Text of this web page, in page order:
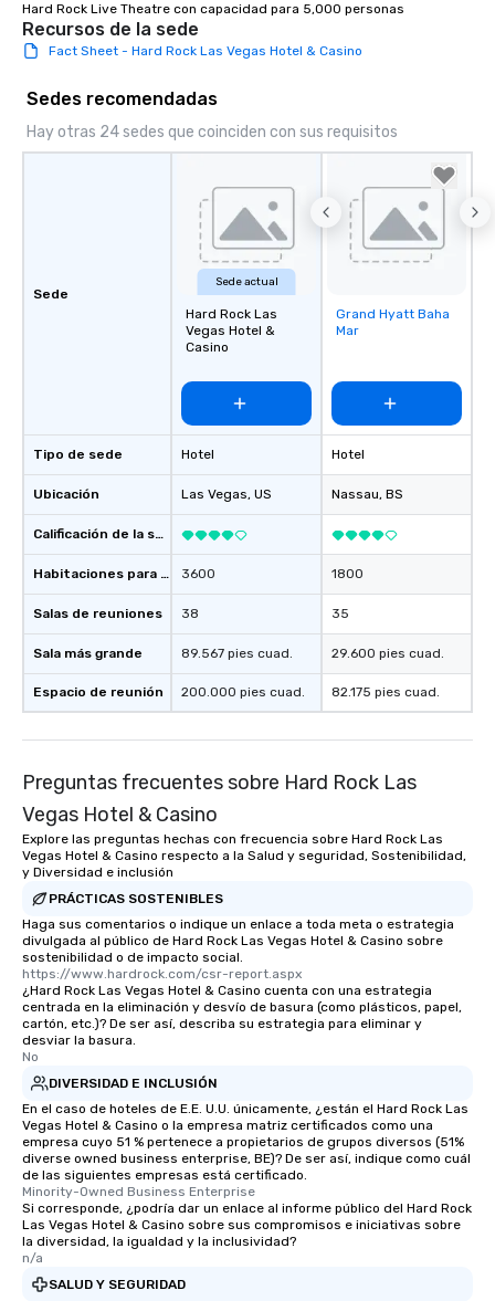
Hard Rock Live Theatre con capacidad para 5,000 personas
Recursos de la sede
Fact Sheet - Hard Rock Las Vegas Hotel & Casino
Sedes recomendadas
Hay otras 24 sedes que coinciden con sus requisitos
Sede
Tipo de sede
Ubicación
Calificación de la sede
Habitaciones para huéspedes
Salas de reuniones
Sala más grande
Espacio de reunión
Sede actual
Hard Rock Las
Vegas Hotel &
Casino
Hotel
Las Vegas, US
3600
38
89.567 pies cuad.
200.000 pies cuad.
Removed from
favorites
Grand Hyatt Baha
Mar
Hotel
Nassau, BS
1800
35
29.600 pies cuad.
82.175 pies cuad.
Preguntas frecuentes sobre Hard Rock Las
Vegas Hotel & Casino
Explore las preguntas hechas con frecuencia sobre Hard Rock Las
Vegas Hotel & Casino respecto a la Salud y seguridad, Sostenibilidad,
y Diversidad e inclusión
PRÁCTICAS SOSTENIBLES
Haga sus comentarios o indique un enlace a toda meta o estrategia
divulgada al público de Hard Rock Las Vegas Hotel & Casino sobre
sostenibilidad o de impacto social.
https://www.hardrock.com/csr-report.aspx
¿Hard Rock Las Vegas Hotel & Casino cuenta con una estrategia
centrada en la eliminación y desvío de basura (como plásticos, papel,
cartón, etc.)? De ser así, describa su estrategia para eliminar y
desviar la basura.
No
DIVERSIDAD E INCLUSIÓN
En el caso de hoteles de E.E. U.U. únicamente, ¿están el Hard Rock Las
Vegas Hotel & Casino o la empresa matriz certificados como una
empresa cuyo 51 % pertenece a propietarios de grupos diversos (51%
diverse owned business enterprise, BE)? De ser así, indique como cuál
de las siguientes empresas está certificado.
Minority-Owned Business Enterprise
Si corresponde, ¿podría dar un enlace al informe público del Hard Rock
Las Vegas Hotel & Casino sobre sus compromisos e iniciativas sobre
la diversidad, la igualdad y la inclusividad?
n/a
SALUD Y SEGURIDAD